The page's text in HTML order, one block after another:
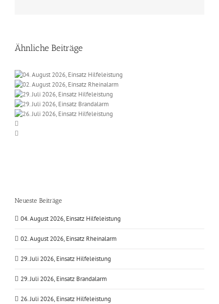
Ähnliche Beiträge
Neueste Beiträge
04. August 2026, Einsatz Hilfeleistung
02. August 2026, Einsatz Rheinalarm
29. Juli 2026, Einsatz Hilfeleistung
29. Juli 2026, Einsatz Brandalarm
26. Juli 2026, Einsatz Hilfeleistung